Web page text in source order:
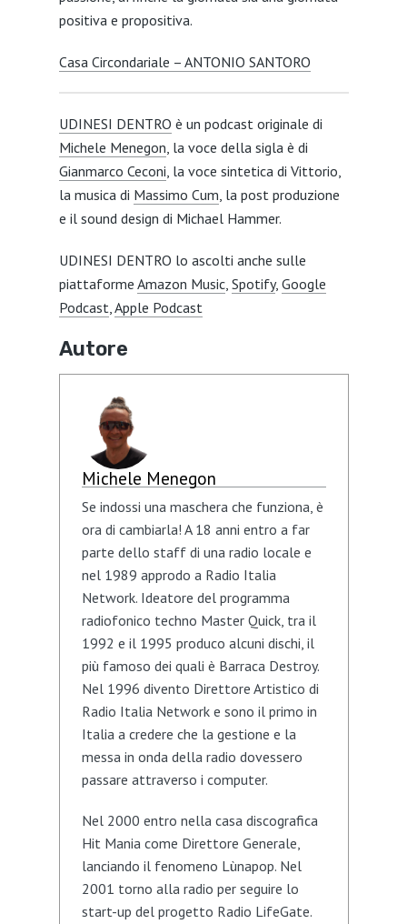
positiva e propositiva.
Casa Circondariale – ANTONIO SANTORO
UDINESI DENTRO è un podcast originale di
Michele Menegon, la voce della sigla è di
Gianmarco Ceconi, la voce sintetica di Vittorio,
la musica di Massimo Cum, la post produzione
e il sound design di Michael Hammer.
UDINESI DENTRO lo ascolti anche sulle
piattaforme Amazon Music, Spotify, Google
Podcast,Apple Podcast
Autore
Michele Menegon
Se indossi una maschera che funziona, è
ora di cambiarla! A 18 anni entro a far
parte dello staff di una radio locale e
nel 1989 approdo a Radio Italia
Network. Ideatore del programma
radiofonico techno Master Quick, tra il
1992 e il 1995 produco alcuni dischi, il
più famoso dei quali è Barraca Destroy.
Nel 1996 divento Direttore Artistico di
Radio Italia Network e sono il primo in
Italia a credere che la gestione e la
messa in onda della radio dovessero
passare attraverso i computer.
Nel 2000 entro nella casa discografica
Hit Mania come Direttore Generale,
lanciando il fenomeno Lùnapop. Nel
2001 torno alla radio per seguire lo
start-up del progetto Radio LifeGate.